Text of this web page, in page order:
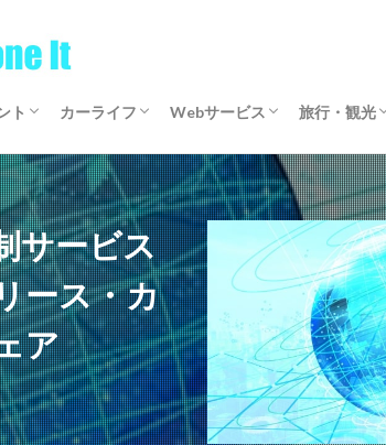
ト
ドラマ
カーライフ
サブスクリプション
マイカーリース
カーシェアリング
レンタカー
【全国区】定額モビリティサービス
Webサービス
WordPress
アフィリエイト
仮想通貨
旅行・観光
国内旅行
海外旅行
サービス
ース・カ
ア